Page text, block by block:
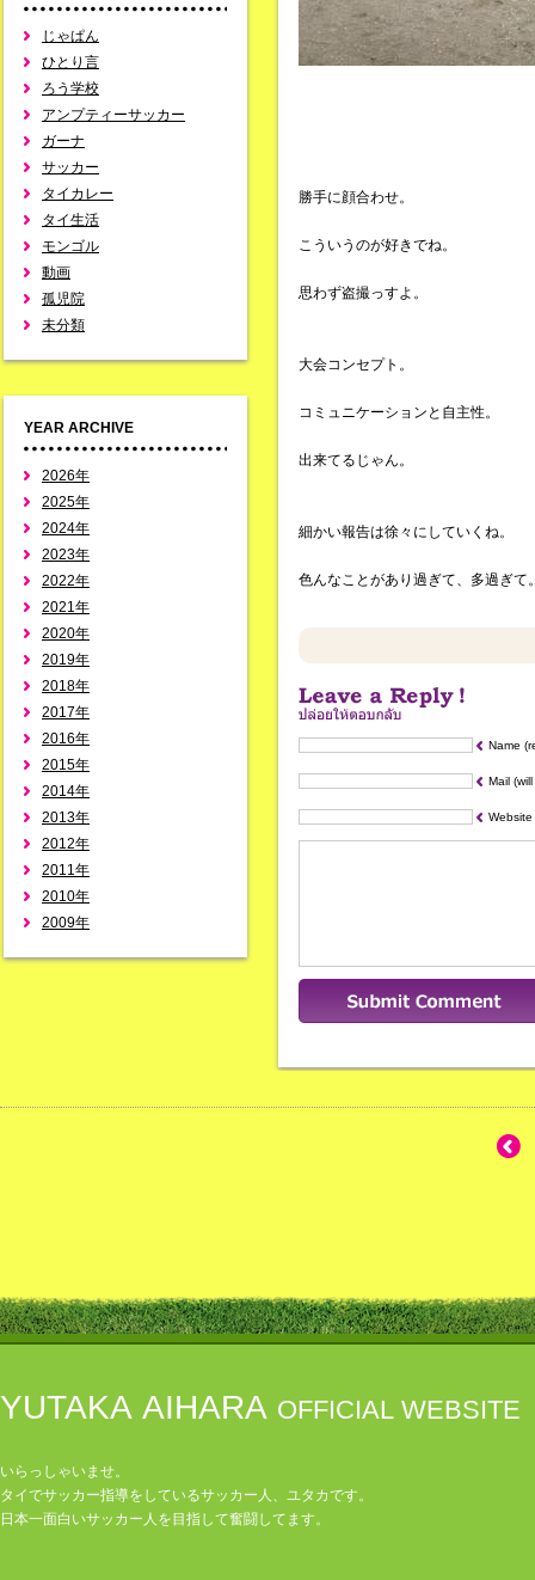
じゃぱん
ひとり言
ろう学校
アンプティーサッカー
ガーナ
サッカー
タイカレー
タイ生活
モンゴル
動画
孤児院
未分類
YEAR ARCHIVE
2026年
2025年
2024年
2023年
2022年
2021年
2020年
2019年
2018年
2017年
2016年
2015年
2014年
2013年
2012年
2011年
2010年
2009年
勝手に顔合わせ。
こういうのが好きでね。
思わず盗撮っすよ。
大会コンセプト。
コミュニケーションと自主性。
出来てるじゃん。
細かい報告は徐々にしていくね。
色んなことがあり過ぎて、多過ぎて
Name
Mail
Website
YUTAKA AIHARA OFFICIAL WEBSITE
いらっしゃいませ。
タイでサッカー指導をしているサッカー人、ユタカです。
日本一面白いサッカー人を目指して奮闘してます。